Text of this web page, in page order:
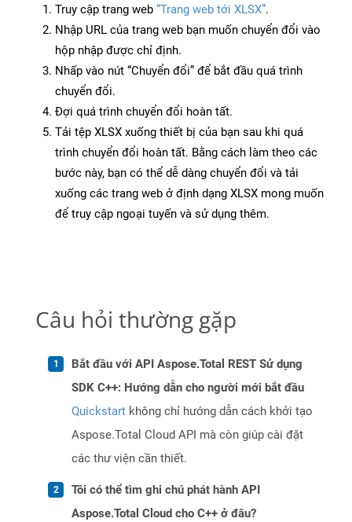
Truy cập trang web “Trang web tới XLSX”.
Nhập URL của trang web bạn muốn chuyển đổi vào
hộp nhập được chỉ định.
Nhấp vào nút “Chuyển đổi” để bắt đầu quá trình
chuyển đổi.
Đợi quá trình chuyển đổi hoàn tất.
Tải tệp XLSX xuống thiết bị của bạn sau khi quá
trình chuyển đổi hoàn tất. Bằng cách làm theo các
bước này, bạn có thể dễ dàng chuyển đổi và tải
xuống các trang web ở định dạng XLSX mong muốn
để truy cập ngoại tuyến và sử dụng thêm.
Câu hỏi thường gặp
Bắt đầu với API Aspose.Total REST Sử dụng
SDK C++: Hướng dẫn cho người mới bắt đầu
Quickstart không chỉ hướng dẫn cách khởi tạo
Aspose.Total Cloud API mà còn giúp cài đặt
các thư viện cần thiết.
Tôi có thể tìm ghi chú phát hành API
Aspose.Total Cloud cho C++ ở đâu?